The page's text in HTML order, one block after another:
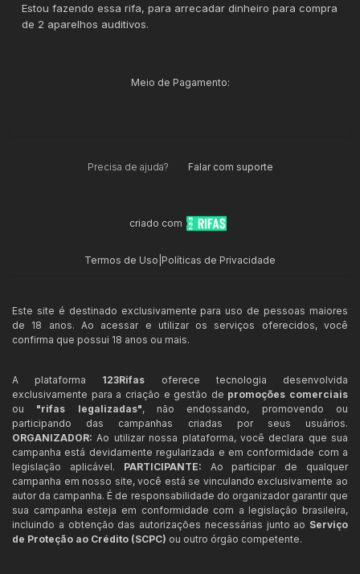
Estou fazendo essa rifa, para arrecadar dinheiro para compra
de 2 aparelhos auditivos.
Meio de Pagamento:
Precisa de ajuda? Falar com suporte
criado com
Termos de Uso Políticas de Privacidade
Este site é destinado exclusivamente para uso de pessoas maiores
de 18 anos. Ao acessar e utilizar os serviços oferecidos, você
confirma que possui 18 anos ou mais.
A plataforma 123Rifas oferece tecnologia desenvolvida
exclusivamente para a criação e gestão de promoções comerciais
ou "rifas legalizadas", não endossando, promovendo ou
participando das campanhas criadas por seus usuários.
ORGANIZADOR: Ao utilizar nossa plataforma, você declara que sua
campanha está devidamente regularizada e em conformidade com a
legislação aplicável. PARTICIPANTE: Ao participar de qualquer
campanha em nosso site, você está se vinculando exclusivamente ao
autor da campanha. É de responsabilidade do organizador garantir que
sua campanha esteja em conformidade com a legislação brasileira,
incluindo a obtenção das autorizações necessárias junto ao Serviço
de Proteção ao Crédito (SCPC) ou outro órgão competente.